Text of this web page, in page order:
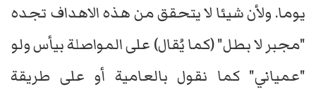
يوما. ولأن شيئا لا يتحقق من هذه الاهداف تجده
"مجبر لا بطل" (كما يُقال) على المواصلة بيأس ولو
"عمياني" كما نقول بالعامية أو على طريقة